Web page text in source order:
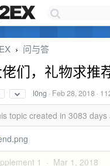
› 问与答
们，礼物求推
l0ng · Feb 28, 2018 ·
topic created in 3083
1 · Mar 1, 2018